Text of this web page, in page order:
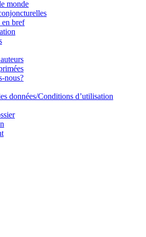
monde
en bref
nous?
données/Conditions d’utilisation